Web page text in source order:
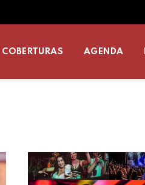
COBERTURAS AGENDA